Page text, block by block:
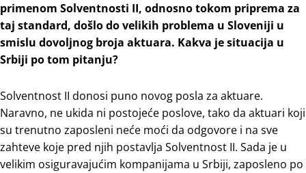
primenom Solventnosti II, odnosno tokom priprema za
taj standard, došlo do velikih problema u Sloveniji u
smislu dovoljnog broja aktuara. Kakva je situacija u
Srbiji po tom pitanju?
Solventnost II donosi puno novog posla za aktuare.
Naravno, ne ukida ni postojeće poslove, tako da aktuari koji
su trenutno zaposleni neće moći da odgovore i na sve
zahteve koje pred njih postavlja Solventnost II. Sada je u
velikim osiguravajućim kompanijama u Srbiji, zaposleno po